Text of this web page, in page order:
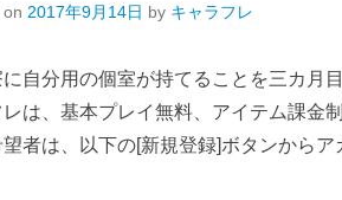
on 2017年9月14日 by キャラフレ
自分用の個室が持てることを三カ
レは、基本プレイ無料、アイテム課金
望者は、以下の[新規登録]ボタンからア